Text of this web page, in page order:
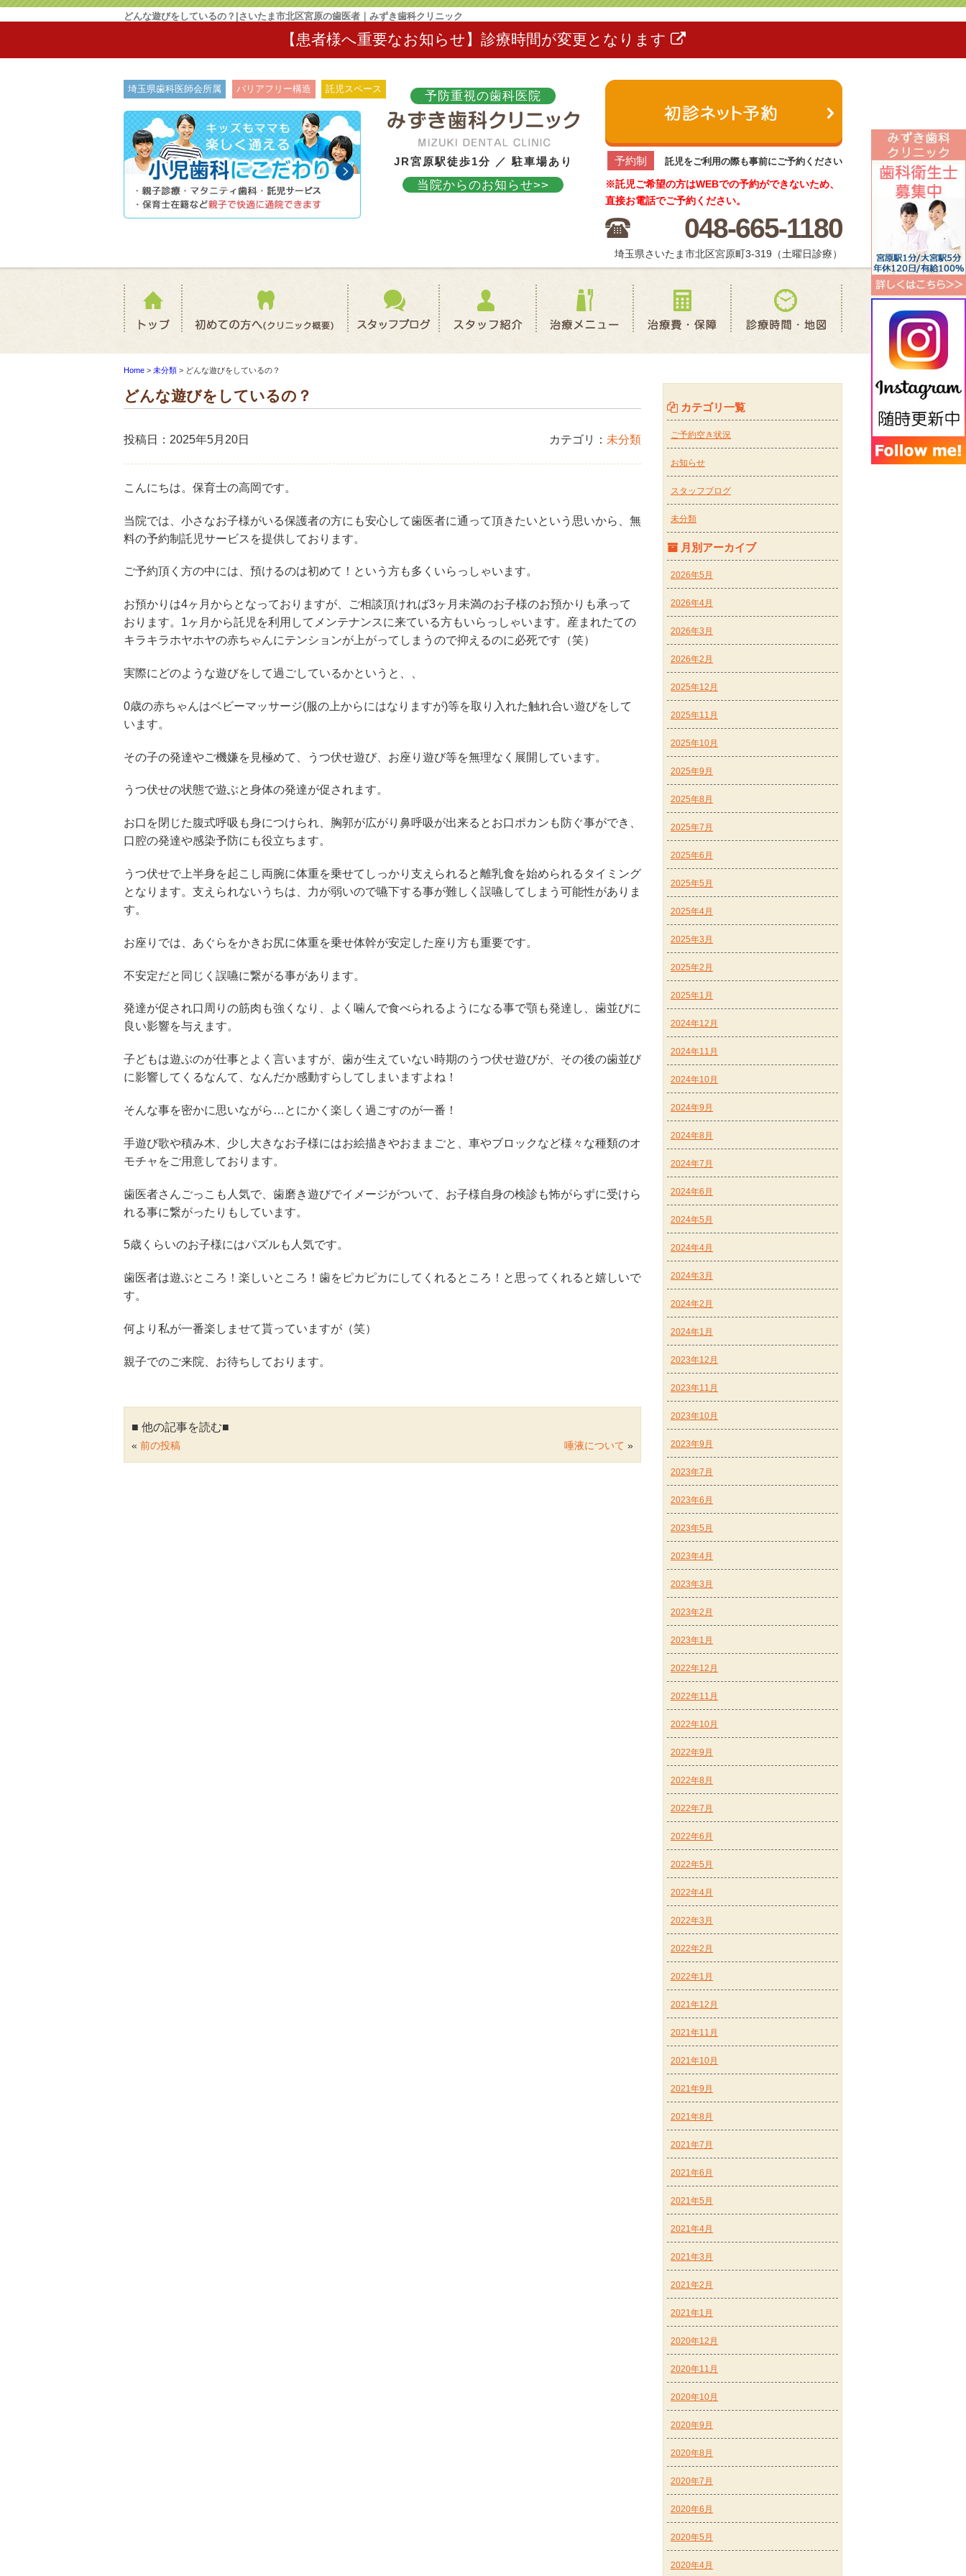
どんな遊びをしているの？|さいたま市北区宮原の歯医者｜みずき歯科クリニック
【患者様へ重要なお知らせ】診療時間が変更となります
埼玉県歯科医師会所属 バリアフリー構造 託児スペース
予防重視の歯科医院
JR宮原駅徒歩1分 ／ 駐車場あり
当院からのお知らせ>>
予約制 託児をご利用の際も事前にご予約ください
※託児ご希望の方はWEBでの予約ができないため、
直接お電話でご予約ください。
048-665-1180
埼玉県さいたま市北区宮原町3-319（土曜日診療）
初めての方へ(クリニック概要)
スタッフブログ スタッフ紹介 治療メニュー 治療費・保証 診療時間・地図
Home > 未分類 > どんな遊びをしているの？
どんな遊びをしているの？
投稿日：2025年5月20日 カテゴリ： 未分類
こんにちは。保育士の高岡です。
当院では、小さなお子様がいる保護者の方にも安心して歯医者に通って頂きたいという思いから、無
料の予約制託児サービスを提供しております。
ご予約頂く方の中には、預けるのは初めて！という方も多くいらっしゃいます。
お預かりは4ヶ月からとなっておりますが、ご相談頂ければ3ヶ月未満のお子様のお預かりも承って
おります。1ヶ月から託児を利用してメンテナンスに来ている方もいらっしゃいます。産まれたての
キラキラホヤホヤの赤ちゃんにテンションが上がってしまうので抑えるのに必死です（笑）
実際にどのような遊びをして過ごしているかというと、、
0歳の赤ちゃんはベビーマッサージ(服の上からにはなりますが)等を取り入れた触れ合い遊びをして
います。
その子の発達やご機嫌を見極めて、うつ伏せ遊び、お座り遊び等を無理なく展開しています。
うつ伏せの状態で遊ぶと身体の発達が促されます。
お口を閉じた腹式呼吸も身につけられ、胸郭が広がり鼻呼吸が出来るとお口ポカンも防ぐ事ができ、
口腔の発達や感染予防にも役立ちます。
うつ伏せで上半身を起こし両腕に体重を乗せてしっかり支えられると離乳食を始められるタイミング
となります。支えられないうちは、力が弱いので嚥下する事が難しく誤嚥してしまう可能性がありま
す。
お座りでは、あぐらをかきお尻に体重を乗せ体幹が安定した座り方も重要です。
不安定だと同じく誤嚥に繋がる事があります。
発達が促され口周りの筋肉も強くなり、よく噛んで食べられるようになる事で顎も発達し、歯並びに
良い影響を与えます。
子どもは遊ぶのが仕事とよく言いますが、歯が生えていない時期のうつ伏せ遊びが、その後の歯並び
に影響してくるなんて、なんだか感動すらしてしまいますよね！
そんな事を密かに思いながら…とにかく楽しく過ごすのが一番！
手遊び歌や積み木、少し大きなお子様にはお絵描きやおままごと、車やブロックなど様々な種類のオ
モチャをご用意しております。
歯医者さんごっこも人気で、歯磨き遊びでイメージがついて、お子様自身の検診も怖がらずに受けら
れる事に繋がったりもしています。
5歳くらいのお子様にはパズルも人気です。
歯医者は遊ぶところ！楽しいところ！歯をピカピカにしてくれるところ！と思ってくれると嬉しいで
す。
何より私が一番楽しませて貰っていますが（笑）
親子でのご来院、お待ちしております。
■ 他の記事を読む■
« 前の投稿 唾液について »
カテゴリ一覧
ご予約空き状況
お知らせ
スタッフブログ
未分類
月別アーカイブ
2026年5月
2026年4月
2026年3月
2026年2月
2025年12月
2025年11月
2025年10月
2025年9月
2025年8月
2025年7月
2025年6月
2025年5月
2025年4月
2025年3月
2025年2月
2025年1月
2024年12月
2024年11月
2024年10月
2024年9月
2024年8月
2024年7月
2024年6月
2024年5月
2024年4月
2024年3月
2024年2月
2024年1月
2023年12月
2023年11月
2023年10月
2023年9月
2023年7月
2023年6月
2023年5月
2023年4月
2023年3月
2023年2月
2023年1月
2022年12月
2022年11月
2022年10月
2022年9月
2022年8月
2022年7月
2022年6月
2022年5月
2022年4月
2022年3月
2022年2月
2022年1月
2021年12月
2021年11月
2021年10月
2021年9月
2021年8月
2021年7月
2021年6月
2021年5月
2021年4月
2021年3月
2021年2月
2021年1月
2020年12月
2020年11月
2020年10月
2020年9月
2020年8月
2020年7月
2020年6月
2020年5月
2020年4月